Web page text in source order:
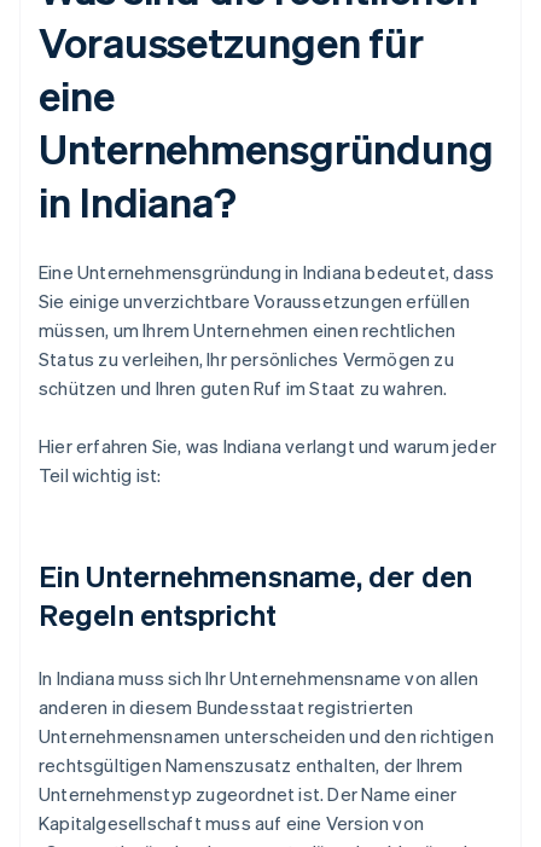
Voraussetzungen für
eine
Unternehmensgründung
in Indiana?
Eine Unternehmensgründung in Indiana bedeutet, dass
Sie einige unverzichtbare Voraussetzungen erfüllen
müssen, um Ihrem Unternehmen einen rechtlichen
Status zu verleihen, Ihr persönliches Vermögen zu
schützen und Ihren guten Ruf im Staat zu wahren.
Hier erfahren Sie, was Indiana verlangt und warum jeder
Teil wichtig ist:
Ein Unternehmensname, der den
Regeln entspricht
In Indiana muss sich Ihr Unternehmensname von allen
anderen in diesem Bundesstaat registrierten
Unternehmensnamen unterscheiden und den richtigen
rechtsgültigen Namenszusatz enthalten, der Ihrem
Unternehmenstyp zugeordnet ist. Der Name einer
Kapitalgesellschaft muss auf eine Version von